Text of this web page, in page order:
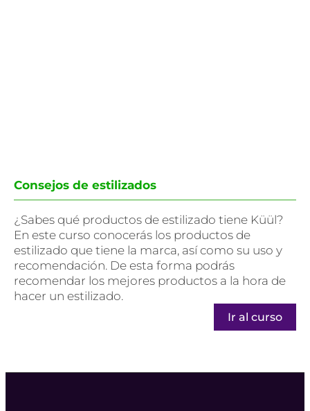
Consejos de estilizados
¿Sabes qué productos de estilizado tiene Küül?
En este curso conocerás los productos de
estilizado que tiene la marca, así como su uso y
recomendación. De esta forma podrás
recomendar los mejores productos a la hora de
hacer un estilizado.
Ir al curso